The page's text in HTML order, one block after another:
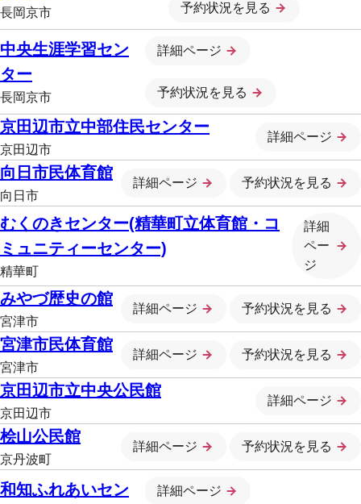
長岡京市 予約状況を見る
中央生涯学習セン
ター
長岡京市
詳細ページ
予約状況を見る
京田辺市立中部住民センター
京田辺市
詳細ページ
向日市民体育館
向日市
詳細ページ 予約状況を見る
むくのきセンター(精華町立体育館・コ
ミュニティーセンター)
精華町
詳細
ペー
ジ
みやづ歴史の館
宮津市
詳細ページ 予約状況を見る
宮津市民体育館
宮津市
詳細ページ 予約状況を見る
京田辺市立中央公民館
京田辺市
詳細ページ
桧山公民館
京丹波町
詳細ページ 予約状況を見る
和知ふれあいセン
詳細ページ